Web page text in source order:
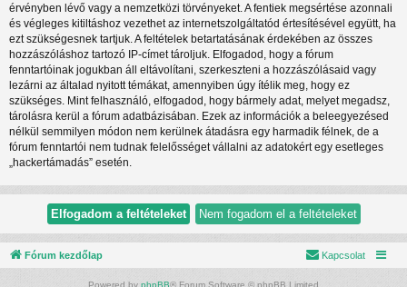
érvényben lévő vagy a nemzetközi törvényeket. A fentiek megsértése azonnali
és végleges kitiltáshoz vezethet az internetszolgáltatód értesítésével együtt, ha
ezt szükségesnek tartjuk. A feltételek betartatásának érdekében az összes
hozzászóláshoz tartozó IP-címet tároljuk. Elfogadod, hogy a fórum
fenntartóinak jogukban áll eltávolítani, szerkeszteni a hozzászólásaid vagy
lezárni az általad nyitott témákat, amennyiben úgy ítélik meg, hogy ez
szükséges. Mint felhasználó, elfogadod, hogy bármely adat, melyet megadsz,
tárolásra kerül a fórum adatbázisában. Ezek az információk a beleegyezésed
nélkül semmilyen módon nem kerülnek átadásra egy harmadik félnek, de a
fórum fenntartói nem tudnak felelősséget vállalni az adatokért egy esetleges
„hackertámadás” esetén.
Fórum kezdőlap Kapcsolat
Powered by phpBB® Forum Software © phpBB Limited